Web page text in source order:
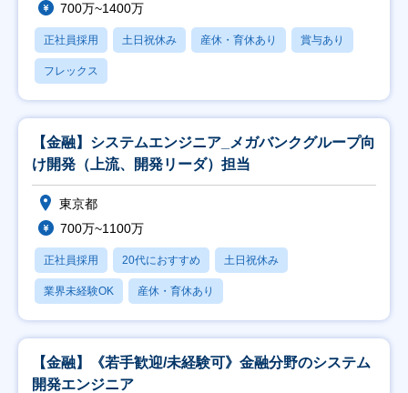
700万~1400万
正社員採用 土日祝休み 産休・育休あり 賞与あり
フレックス
【金融】システムエンジニア_メガバンクグループ向
け開発（上流、開発リーダ）担当
東京都
700万~1100万
正社員採用 20代におすすめ 土日祝休み
業界未経験OK 産休・育休あり
【金融】《若手歓迎/未経験可》金融分野のシステム
開発エンジニア